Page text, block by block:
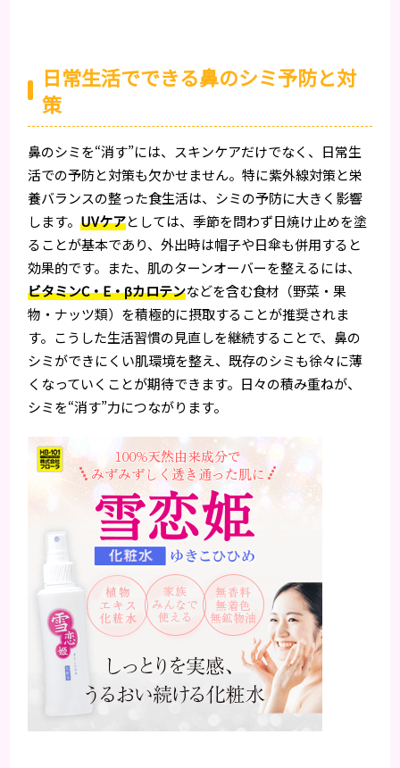
日常生活でできる鼻のシミ予防と対
策
鼻のシミを“消す”には、スキンケアだけでなく、日常生
活での予防と対策も欠かせません。特に紫外線対策と栄
養バランスの整った食生活は、シミの予防に大きく影響
します。UVケアとしては、季節を問わず日焼け止めを塗
ることが基本であり、外出時は帽子や日傘も併用すると
効果的です。また、肌のターンオーバーを整えるには、
ビタミンC・E・βカロテンなどを含む食材（野菜・果
物・ナッツ類）を積極的に摂取することが推奨されま
す。こうした生活習慣の見直しを継続することで、鼻の
シミができにくい肌環境を整え、既存のシミも徐々に薄
くなっていくことが期待できます。日々の積み重ねが、
シミを“消す”力につながります。